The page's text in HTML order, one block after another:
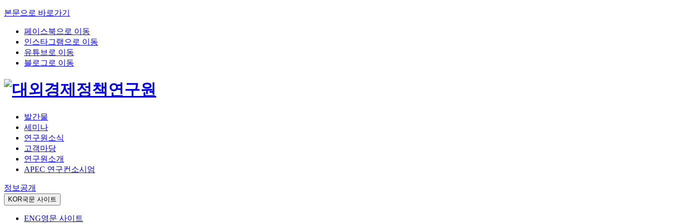
본문으로 바로가기
페이스북으로 이동
인스타그램으로 이동
유튜브로 이동
블로그로 이동
발간물
세미나
연구원소식
고객마당
연구원소개
APEC 연구컨소시엄
정보공개
KOR국문 사이트
ENG영문 사이트